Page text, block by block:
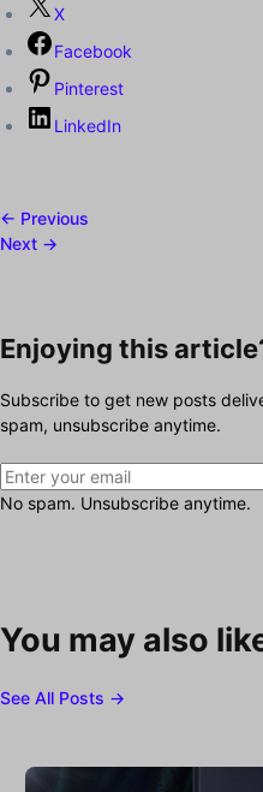
X
Facebook
Pinterest
LinkedIn
← Previous
Next →
Enjoying this
Subscribe to get new posts
spam, unsubscribe anytime.
No spam. Unsubscribe anytime.
You may also
See All Posts →